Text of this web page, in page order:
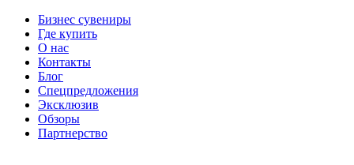
Бизнес сувениры
Где купить
О нас
Контакты
Блог
Спецпредложения
Эксклюзив
Обзоры
Партнерство